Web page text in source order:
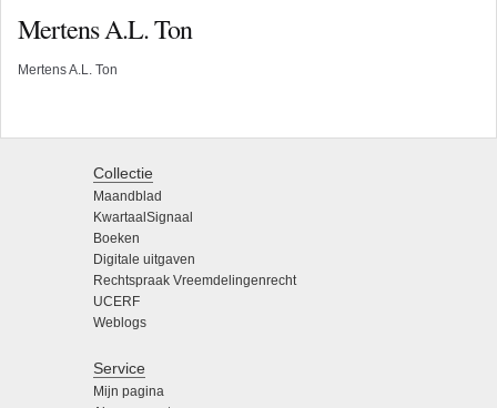
Mertens A.L. Ton
Mertens A.L. Ton
Collectie
Maandblad
KwartaalSignaal
Boeken
Digitale uitgaven
Rechtspraak Vreemdelingenrecht
UCERF
Weblogs
Service
Mijn pagina